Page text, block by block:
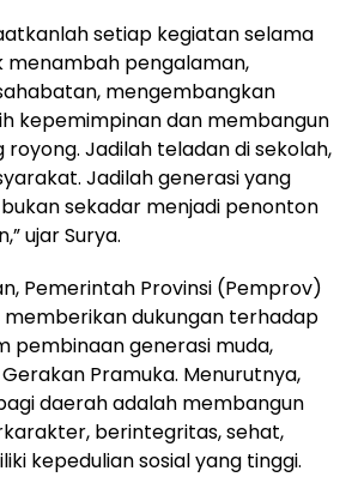
setiap kegiatan selama
menambah pengalaman,
mengembangkan
kepemimpinan dan membangun
Jadilah teladan di sekolah,
Jadilah generasi yang
sekadar menjadi penonton
ujar Surya.
Pemerintah Provinsi (Pemprov)
memberikan dukungan terhadap
pembinaan generasi muda,
Pramuka. Menurutnya,
daerah adalah membangun
berintegritas, sehat,
kepedulian sosial yang tinggi.